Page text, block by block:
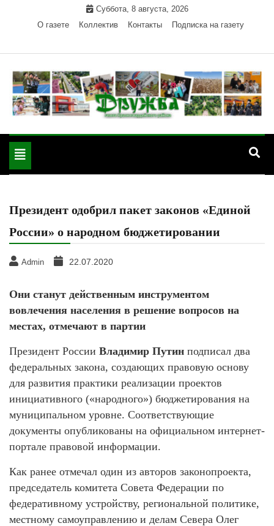
Суббота, 8 августа, 2026
О газете
Коллектив Контакты Подписка на газету
"Дружба" — газета
Красногвардейского района Республики Адыгея
Toggle
navigation
Президент одобрил пакет законов «Единой
России» о народном бюджетировании
Admin 22.07.2020
Они станут действенным инструментом
вовлечения населения в решение вопросов на
местах, отмечают в партии
Президент России Владимир Путин подписал два
федеральных закона, создающих правовую основу
для развития практики реализации проектов
инициативного («народного») бюджетирования нa
муниципальном уровне. Соответствующие
документы опубликованы нa официальном интернет-
портале правовой информации.
Как ранее отмечал один из авторов законопроекта,
председатель комитета Совета Федерации по
федеративному устройству, региональной политике,
местному самоуправлению и делам Севера Олег